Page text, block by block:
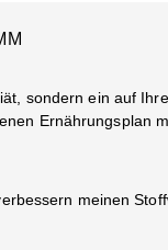
sondern ein auf
Ernährungsplan
meinen